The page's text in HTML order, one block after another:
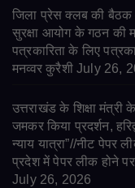
जिला प्रेस क्लब की बैठक
सुरक्षा आयोग के गठन की
पत्रकारिता के लिए
मनव्वर कुरैशी July 26,
उत्तराखंड के शिक्षा
जमकर किया प्रदर्शन,
न्याय यात्रा”//नीट पेपर
प्रदेश में पेपर लीक होने
July 26, 2026